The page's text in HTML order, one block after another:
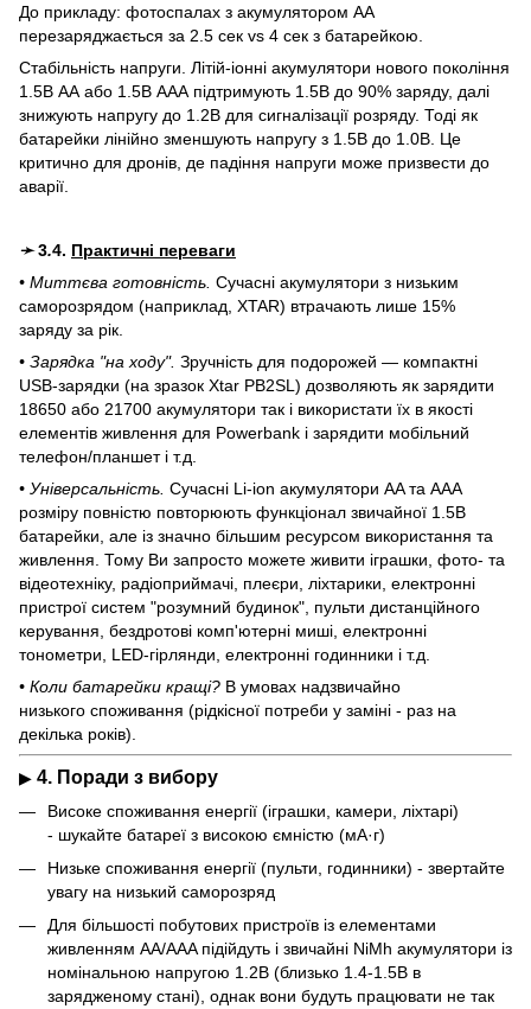
До прикладу: фотоспалах з акумулятором AA
перезаряджається за 2.5 сек vs 4 сек з батарейкою.
Стабільність напруги. Літій-іонні акумулятори нового покоління
1.5В АА або 1.5В ААА підтримують 1.5В до 90% заряду, далі
знижують напругу до 1.2В для сигналізації розряду. Тоді як
батарейки лінійно зменшують напругу з 1.5В до 1.0В. Це
критично для дронів, де падіння напруги може призвести до
аварії.
➛3.4. Практичні переваги
• Миттєва готовність. Сучасні акумулятори з низьким
саморозрядом (наприклад, XTAR) втрачають лише 15%
заряду за рік.
• Зарядка "на ходу". Зручність для подорожей — компактні
USB-зарядки (на зразок Xtar PB2SL) дозволяють як зарядити
18650 або 21700 акумулятори так і використати їх в якості
елементів живлення для Powerbank і зарядити мобільний
телефон/планшет і т.д.
• Універсальність. Сучасні Li-ion акумулятори AA та ААА
розміру повністю повторюють функціонал звичайної 1.5В
батарейки, але із значно більшим ресурсом використання та
живлення. Тому Ви запросто можете живити іграшки, фото- та
відеотехніку, радіоприймачі, плеєри, ліхтарики, електронні
пристрої систем "розумний будинок", пульти дистанційного
керування, бездротові комп'ютерні миші, електронні
тонометри, LED-гірлянди, електронні годинники і т.д.
• Коли батарейки кращі? В умовах надзвичайно
низького споживання (рідкісної потреби у заміні - раз на
декілька років).
▶ 4. Поради з вибору
Високе споживання енергії (іграшки, камери, ліхтарі)
- шукайте батареї з високою ємністю (мА·г)
Низьке споживання енергії (пульти, годинники) - звертайте
увагу на низький саморозряд
Для більшості побутових пристроїв із елементами
живленням АA/AAA підійдуть і звичайні NiMh акумулятори із
номінальною напругою 1.2В (близько 1.4-1.5В в
зарядженому стані), однак вони будуть працювати не так